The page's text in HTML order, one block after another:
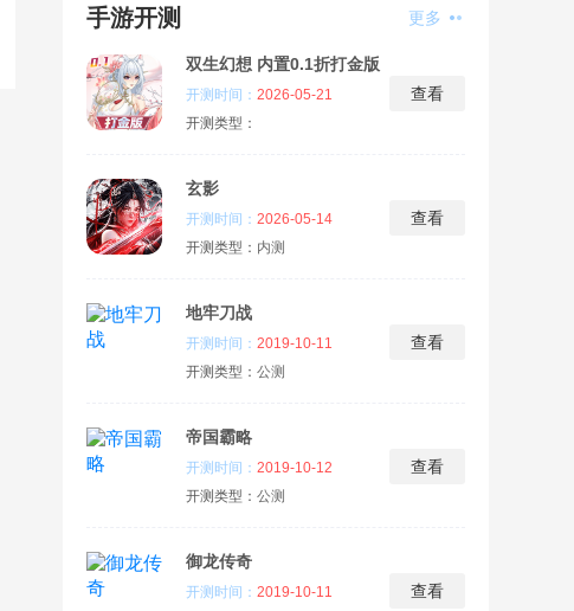
手游开测 更多
双生幻想 内置0.1折打金版
开测时间： 2026-05-21
开测类型：
查看
玄影
开测时间： 2026-05-14
开测类型： 内测
查看
地牢刀战
开测时间： 2019-10-11
开测类型： 公测
查看
帝国霸略
开测时间： 2019-10-12
开测类型： 公测
查看
御龙传奇
开测时间： 2019-10-11 查看